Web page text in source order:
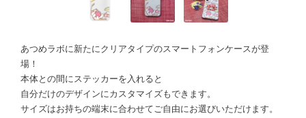
あつめラボに新たにクリアタイプのスマートフォンケースが登
場！
本体との間にステッカーを入れると
自分だけのデザインにカスタマイズもできます。
サイズはお持ちの端末に合わせてご自由にお選びいただけます。